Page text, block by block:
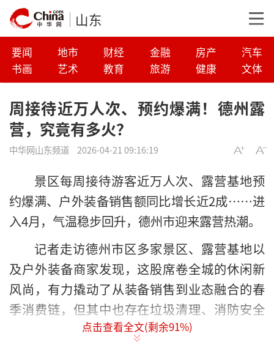
山东
要闻 地市 财经 金融 房产
汽车
书画
艺术 教育 旅游 健康 文体
周接待近万人次、预约爆满！德州露
营，究竟有多火？
中华网山东频道 2026-04-21 09:16:19
景区每周接待游客近万人次、露营基地预
约爆满、户外装备销售额同比增长近2成……进
入4月，气温稳步回升，德州市迎来露营热潮。
记者走访德州市区多家景区、露营基地以
及户外装备商家发现，这股席卷全城的休闲新
风尚，有力撬动了从装备销售到业态融合的春
季消费链，但其中也存在垃圾清理、消防安全
等问题，给城市管理带来新考验。
点击查看全文(剩余91%)